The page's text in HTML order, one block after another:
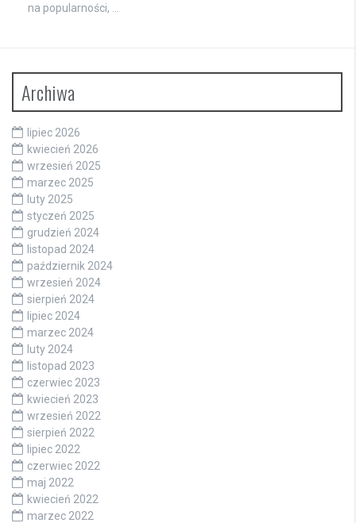
na popularności, …
Archiwa
lipiec 2026
kwiecień 2026
wrzesień 2025
marzec 2025
luty 2025
styczeń 2025
grudzień 2024
listopad 2024
październik 2024
wrzesień 2024
sierpień 2024
lipiec 2024
marzec 2024
luty 2024
listopad 2023
czerwiec 2023
kwiecień 2023
wrzesień 2022
sierpień 2022
lipiec 2022
czerwiec 2022
maj 2022
kwiecień 2022
marzec 2022